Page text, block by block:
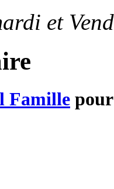
et
Famille